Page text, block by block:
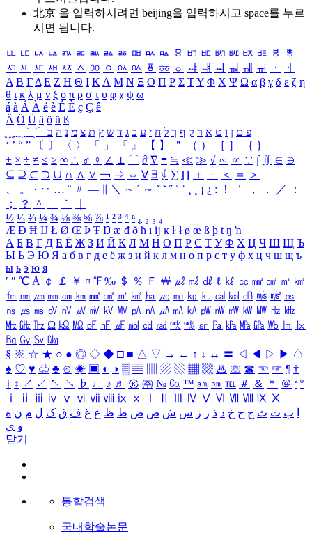
北京 을 입력하시려면 beijing을 입력하시고 space를 누르
시면 됩니다.
ㅥ ㅦ ㅧ ㅨ ㅩ ㅪ ㅫ ㅬ ㅭ ㅮ ㅯ ㅰ ㅱ ㅲ ㅳ ㅴ ㅵ ㅶ ㅷ ㅸ
ㅹ
ㅺ ㅻ ㅼ ㅽ ㅾ ㅿ ㆀ ㆁ ㆂ ㆃ ㆄ ㆅ ㆆ ㆇ ㆈ ㆉ ㆊ ㆋ ㆌ ㆍ
ㆎ
Α Β ΓΔ Ε Ζ Η Θ Ι ΚΛ Μ Ν Ξ Ο Π Ρ Σ ΤΥ Φ Χ Ψ Ω α β γ δ ε ζ η
θ ι κ λ μ ν ξ ο π ρ σ τ υ φ χ ψ ω
á à Á À é è É È ç Ç ê
Ä Ö Ü ä ö ü ß
ִֶֹ ֻּ ׁׂ פ ם ן ו ט א ר ק ף ך ל ח י ע כ ג ד ש ץ ת צ מ נ ה ב
‘ ’ “ ” 〔 〕 〈 〉 「 」 『 』 【 】 ＂ （ ） ［ ］ ｛ ｝
± × ÷ ≠ ≤ ≥ ∞ ∴ ♂ ♀ ∠ ⊥ ⌒ ∂ ∇ ≡ ≒ ≪ ≫ √ ∽ ∝ ∵ ∫ ∬ ∈ ∋
⊆ ⊇ ⊂ ⊃ ∪ ∩ ∧ ∨ ￢ ⇒ ⇔ ∀ ∃ ∮ ∑ ∏ ＋ － ＜ ＝
＞
、
。 · ‥ … ¨ 〃 ― ＼ ∼ ´ ～ ˇ ˘ ˝ ˚ ˙ ¸ ¡ ¿ ː ！ ＇ ， ． ／
：
；
？ ＾ ｀
½ ⅓ ⅔ ¼ ¾ ⅛ ⅜ ⅝ ⅞ ¹ ² ³ ⁴ ⁿ ₁ ₂ ₃ ₄
Æ Ð Ħ Ĳ Ł Ø Œ Þ Ŧ Ŋ æ đ ð ħ ı ĳ ĸ ŀ ł ø œ ß þ ŧ ŋ ŉ
А Б В Г Д Е Ё Ж З И Й К Л М Н О П Р С Т У Ф Х Ц Ч Ш Щ Ъ
Ы Ь Э Ю Я а б в г д е ё ж з и й к л м н о п р с т у ф х ц ч ш щ ъ
ы ь э ю я
′ ″ ℃ Å ￠ ￡ ￥ ¤ ℉ ‰ ＄ ％ Ｆ ￦ ㎕ ㎖ ㎗ ℓ ㎘ ㏄ ㎣ ㎤ ㎥ ㎦
㎙ ㎚ ㎛ ㎜ ㎝ ㎞ ㎟ ㎠ ㎡ ㎢ ㏊ ㎍ ㎎ ㎏ ㏏ ㎈ ㎉ ㏈ ㎧ ㎨ ㎰
㎱ ㎲ ㎳ ㎴ ㎵ ㎶ ㎷ ㎸ ㎹ ㎀ ㎁ ㎂ ㎃ ㎄ ㎺ ㎻ ㎽ ㎾ ㎿ ㎐ ㎑
㎒ ㎓ ㎔ Ω ㏀ ㏁ ㎊ ㎋ ㎌ ㏖ ㏅ ㎭ ㎮ ㎯ ㏛ ㎩ ㎪ ㎫ ㎬ ㏝ ㏐
㏓
㏃ ㏉ ㏜ ㏆
§ ※ ☆ ★ ○ ● ◎ ◇ ◆ □ ■ △ ▽ → ← ↑ ↓ ↔ 〓 ◁ ◀ ▷ ▶ ♤
♠ ♡ ♥ ♧ ♣ ⊙ ◈ ▣ ◐ ◑ ▒ ▤ ▨ ▧ ▦ ▩ ♨ ☏ ☎ ☜ ☞ ¶ †
‡ ↕ ↗ ↙ ↖ ↘ ♭ ♩ ♪ ♬ ㉿ ㈜ № ㏇ ™ ㏂ ㏘ ℡ ＃ ＆ ＊ ＠ ª º
ⅰ
ⅱ ⅲ ⅳ ⅴ ⅵ ⅶ ⅷ ⅸ ⅹ Ⅳ Ⅴ Ⅵ Ⅶ Ⅷ Ⅸ Ⅹ
ب ت ث ج ح خ د ذ ر ز س ش ص ض ط ظ ع غ ف ق ک ل م ن ه
و ی
닫기
통합검색
국내학술논문